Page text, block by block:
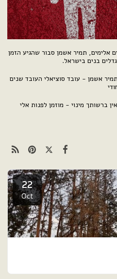
בגברים אלימים, תמיר אשמן סבור שהגיע הזמן
בנים בישראל.
עם תמיר אשמן - עובד סוציאלי העובד שנים
ברשותך מינוי - מוזמן לפנות אלי
22
Oct